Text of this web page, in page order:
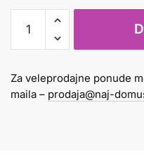
FLOMASTER
MAXI
1/12
sa
12
Za veleprodajne ponude
maila – prodaja@naj-